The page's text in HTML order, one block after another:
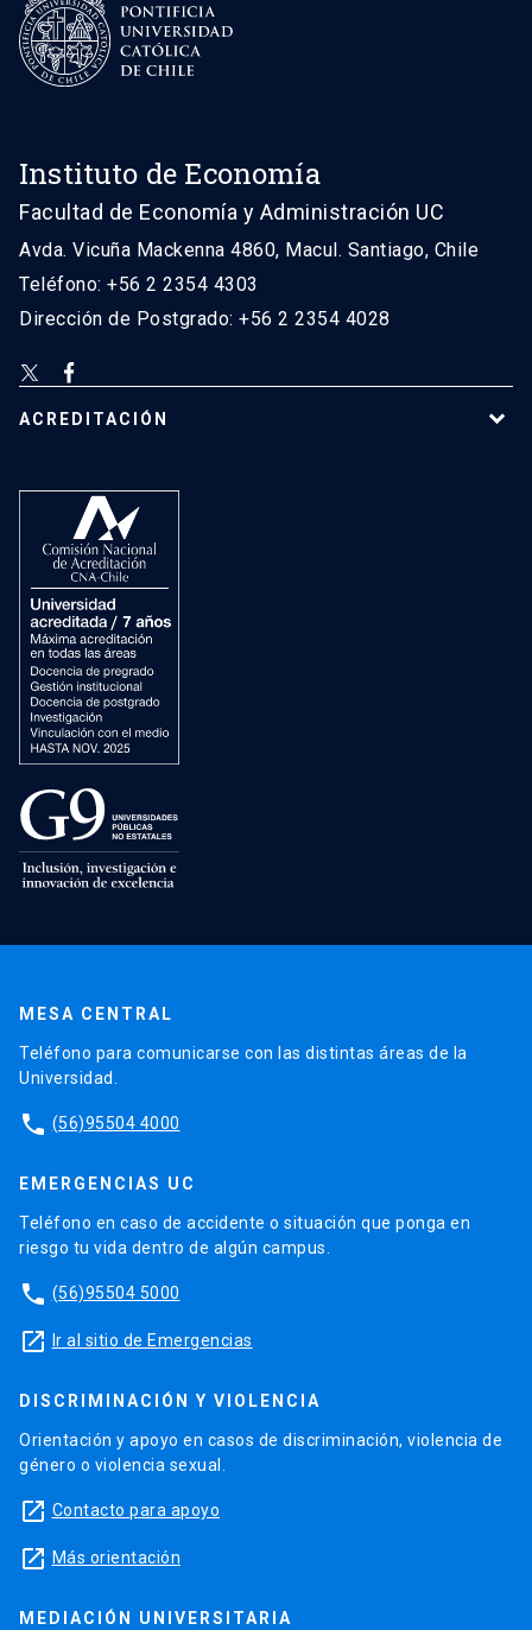
Instituto de Economía
Facultad de Economía y Administración UC
Avda. Vicuña Mackenna 4860, Macul. Santiago, Chile
Teléfono: +56 2 2354 4303
Dirección de Postgrado: +56 2 2354 4028
ACREDITACIÓN
MESA CENTRAL
Teléfono para comunicarse con las distintas áreas de la
Universidad.
phone (56)95504 4000
EMERGENCIAS UC
Teléfono en caso de accidente o situación que ponga en
riesgo tu vida dentro de algún campus.
phone (56)95504 5000
launch Ir al sitio de Emergencias
DISCRIMINACIÓN Y VIOLENCIA
Orientación y apoyo en casos de discriminación, violencia de
género o violencia sexual.
launch Contacto para apoyo
launch Más orientación
MEDIACIÓN UNIVERSITARIA